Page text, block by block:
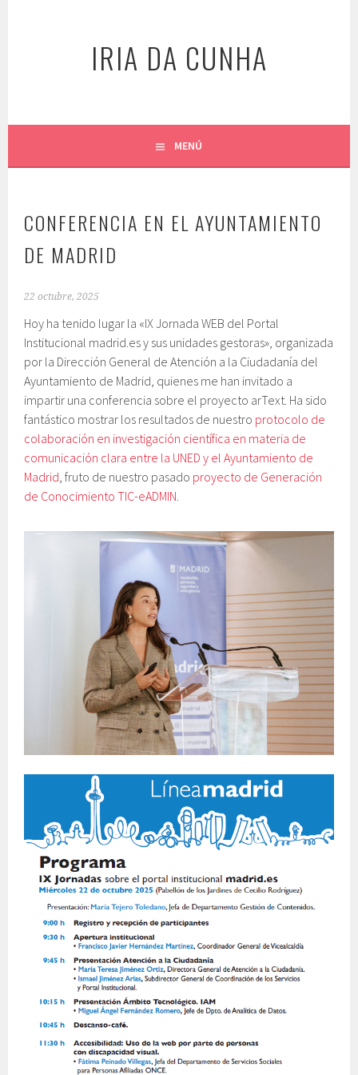
IRIA DA CUNHA
MENÚ
CONFERENCIA EN EL AYUNTAMIENTO
DE MADRID
22 octubre, 2025
Hoy ha tenido lugar la «IX Jornada WEB del Portal
Institucional madrid.es y sus unidades gestoras», organizada
por la Dirección General de Atención a la Ciudadanía del
Ayuntamiento de Madrid, quienes me han invitado a
impartir una conferencia sobre el proyecto arText. Ha sido
fantástico mostrar los resultados de nuestro protocolo de
colaboración en investigación científica en materia de
comunicación clara entre la UNED y el Ayuntamiento de
Madrid, fruto de nuestro pasado proyecto de Generación
de Conocimiento TIC-eADMIN.